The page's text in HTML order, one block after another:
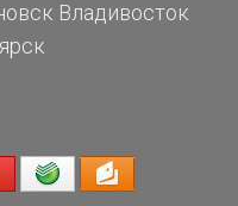
Владивосток